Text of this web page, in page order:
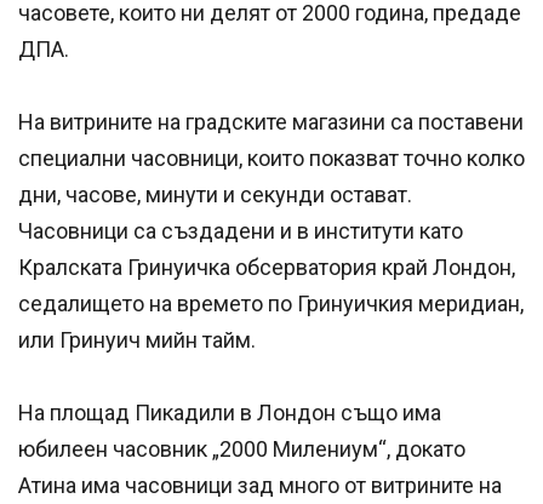
часовете, които ни делят от 2000 година, предаде
ДПА.
На витрините на градските магазини са поставени
специални часовници, които показват точно колко
дни, часове, минути и секунди остават.
Часовници са създадени и в институти като
Кралската Гринуичка обсерватория край Лондон,
седалището на времето по Гринуичкия меридиан,
или Гринуич мийн тайм.
На площад Пикадили в Лондон също има
юбилеен часовник „2000 Милениум“, докато
Атина има часовници зад много от витрините на